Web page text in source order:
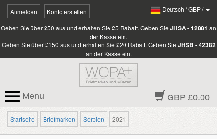
Anmelden Konto erstellen Deutsch /GBP/
Geben Sie über £50 aus und erhalten Sie £5 Rabatt. Geben Sie JHSA - 12881 an
der Kasse ein.
Geben Sie über £150 aus und erhalten Sie £20 Rabatt. Geben Sie JHSB - 42382
an der Kasse ein.
GBP £0.00
Menu
Startseite Briefmarken Serbien 2021